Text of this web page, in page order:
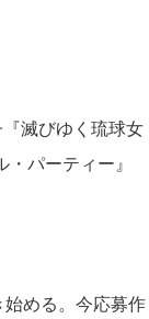
滅びゆく琉球女
パーティー』
める。今応募作